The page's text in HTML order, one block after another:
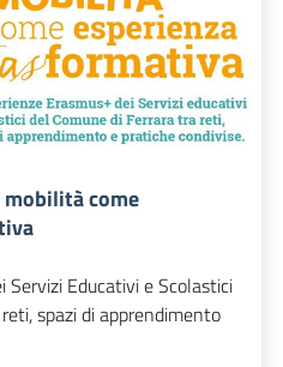
mobilità come
Servizi Educativi e Scolastici
spazi di apprendimento